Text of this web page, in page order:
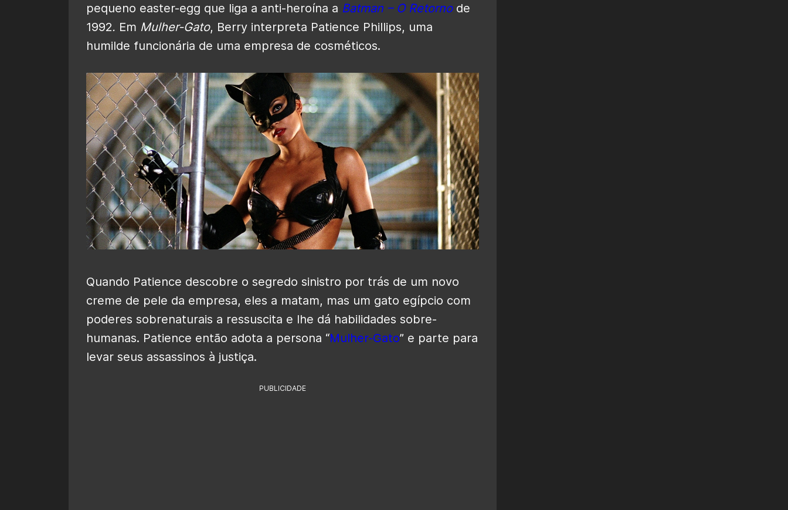
pequeno easter-egg que liga a anti-heroína a Batman – O Retorno de
1992. Em Mulher-Gato, Berry interpreta Patience Phillips, uma
humilde funcionária de uma empresa de cosméticos.
Quando Patience descobre o segredo sinistro por trás de um novo
creme de pele da empresa, eles a matam, mas um gato egípcio com
poderes sobrenaturais a ressuscita e lhe dá habilidades sobre-
humanas. Patience então adota a persona “Mulher-Gato” e parte para
levar seus assassinos à justiça.
PUBLICIDADE